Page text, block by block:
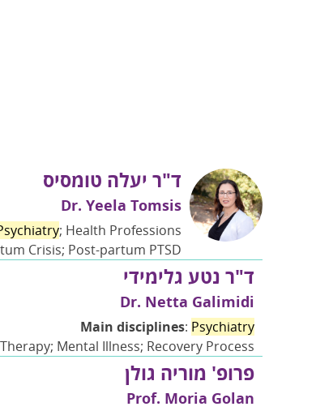
ד"ר יעלה טומסיס
Dr. Yeela Tomsis
; Health Professions
Crisis; Post-partum PTSD
ד"ר נטע גלימידי
Dr. Netta Galimidi
Main disciplines: Psychiatry
Mental Illness; Recovery Process
פרופ' מוריה גולן
Prof. Moria Golan